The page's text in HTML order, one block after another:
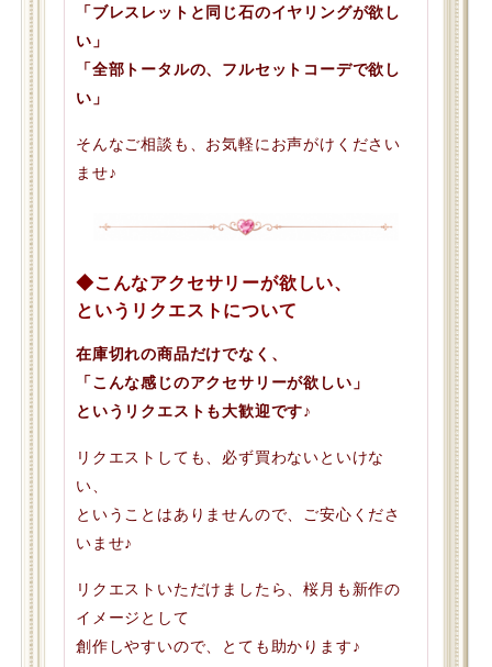
「ブレスレットと同じ石のイヤリングが欲し
い」
「全部トータルの、フルセットコーデで欲し
い」
そんなご相談も、お気軽にお声がけください
ませ♪
◆こんなアクセサリーが欲しい、
というリクエストについて
在庫切れの商品だけでなく、
「こんな感じのアクセサリーが欲しい」
というリクエストも大歓迎です♪
リクエストしても、必ず買わないといけな
い、
ということはありませんので、ご安心くださ
いませ♪
リクエストいただけましたら、桜月も新作の
イメージとして
創作しやすいので、とても助かります♪